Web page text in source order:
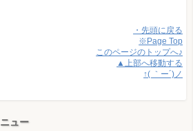
・先頭に戻る
※Page Top
このページのトップへ♪
▲上部へ移動する
↑( ｀ー´)ノ
ュー